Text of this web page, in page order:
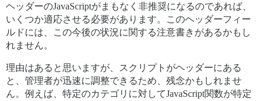
ヘッダーのJavaScriptがまもなく非推奨になるのであれば、
いくつか適応させる必要があります。このヘッダーフィー
ルドには、この今後の状況に関する注意書きがあるかもし
れません。
理由はあると思いますが、スクリプトがヘッダーにある
と、管理者が迅速に調整できるため、残念かもしれませ
ん。例えば、特定のカテゴリに対してJavaScript関数が特定